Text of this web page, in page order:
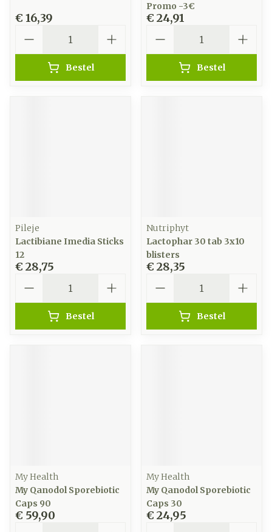
€ 16,39
Bestel
Promo -3€
€ 24,91
Bestel
Pileje
Lactibiane Imedia Sticks
12
€ 28,75
Bestel
Nutriphyt
Lactophar 30 tab 3x10
blisters
€ 28,35
Bestel
My Health
My Qanodol Sporebiotic
Caps 90
€ 59,90
My Health
My Qanodol Sporebiotic
Caps 30
€ 24,95